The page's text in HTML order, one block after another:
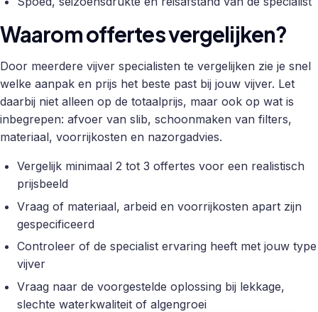
Waarom offertes vergelijken?
Door meerdere vijver specialisten te vergelijken zie je snel
welke aanpak en prijs het beste past bij jouw vijver. Let
daarbij niet alleen op de totaalprijs, maar ook op wat is
inbegrepen: afvoer van slib, schoonmaken van filters,
materiaal, voorrijkosten en nazorgadvies.
Vergelijk minimaal 2 tot 3 offertes voor een realistisch
prijsbeeld
Vraag of materiaal, arbeid en voorrijkosten apart zijn
gespecificeerd
Controleer of de specialist ervaring heeft met jouw type
vijver
Vraag naar de voorgestelde oplossing bij lekkage,
slechte waterkwaliteit of algengroei